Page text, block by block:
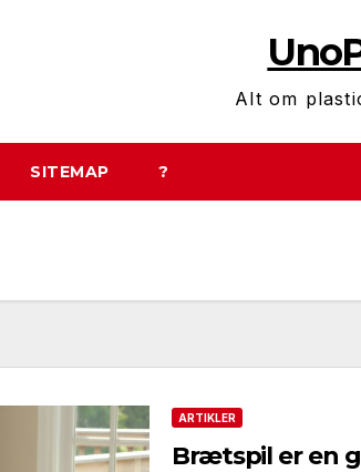
Alt om
SITEMAP ?
ARTIKLER
Brætspil er en